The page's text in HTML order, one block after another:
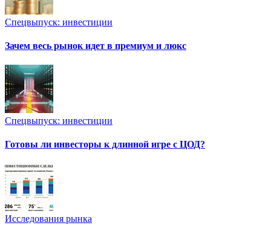
Спецвыпуск: инвестиции
Зачем весь рынок идет в премиум и люкс
Спецвыпуск: инвестиции
Готовы ли инвесторы к длинной игре с ЦОД?
Исследования рынка